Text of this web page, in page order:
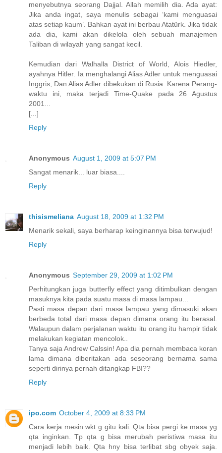
menyebutnya seorang Dajjal. Allah memilih dia. Ada ayat:
Jika anda ingat, saya menulis sebagai ‘kami menguasai
atas setiap kaum’. Bahkan ayat ini berbau Atatürk. Jika tidak
ada dia, kami akan dikelola oleh sebuah manajemen
Taliban di wilayah yang sangat kecil.
Kemudian dari Walhalla District of World, Alois Hiedler,
ayahnya Hitler. Ia menghalangi Alias Adler untuk menguasai
Inggris, Dan Alias Adler dibekukan di Rusia. Karena Perang-
waktu ini, maka terjadi Time-Quake pada 26 Agustus
2001...
[...]
Reply
Anonymous August 1, 2009 at 5:07 PM
Sangat menarik... luar biasa....
Reply
thisismeliana August 18, 2009 at 1:32 PM
Menarik sekali, saya berharap keinginannya bisa terwujud!
Reply
Anonymous September 29, 2009 at 1:02 PM
Perhitungkan juga butterfly effect yang ditimbulkan dengan
masuknya kita pada suatu masa di masa lampau...
Pasti masa depan dari masa lampau yang dimasuki akan
berbeda total dari masa depan dimana orang itu berasal.
Walaupun dalam perjalanan waktu itu orang itu hampir tidak
melakukan kegiatan mencolok..
Tanya saja Andrew Calssin! Apa dia pernah membaca koran
lama dimana diberitakan ada seseorang bernama sama
seperti dirinya pernah ditangkap FBI??
Reply
ipo.com October 4, 2009 at 8:33 PM
Cara kerja mesin wkt g gitu kali. Qta bisa pergi ke masa yg
qta inginkan. Tp qta g bisa merubah peristiwa masa itu
menjadi lebih baik. Qta hny bisa terlibat sbg obyek saja.